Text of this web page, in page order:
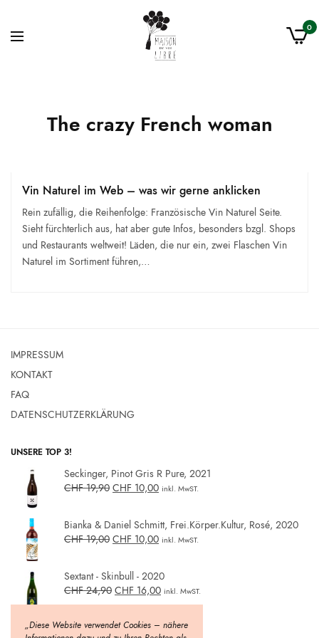
0
The crazy French woman
Vin Naturel im Web – was wir gerne anklicken
Rein zufällig, die Reihenfolge: Französische Vin Naturel Seite.
Sieht fürchterlich aus, hat aber gute Infos, besonders bzgl. Shops
und Restaurants weltweit! Läden, die nur ein, zwei Flaschen Vin
Naturel im Sortiment führen,…
IMPRESSUM
KONTAKT
FAQ
DATENSCHUTZERKLÄRUNG
UNSERE TOP 3!
Seckinger, Pinot Gris R Pure, 2021
CHF19,90 CHF 10,00 inkl. MwST.
Bianka & Daniel Schmitt, Frei.Körper.Kultur, Rosé, 2020
CHF19,00 CHF 10,00 inkl. MwST.
Sextant - Skinbull - 2020
CHF24,90 CHF 16,00 inkl. MwST.
„Diese Website verwendet Cookies – nähere